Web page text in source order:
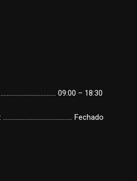
09:00 – 18:30
……………………………………… Fechado